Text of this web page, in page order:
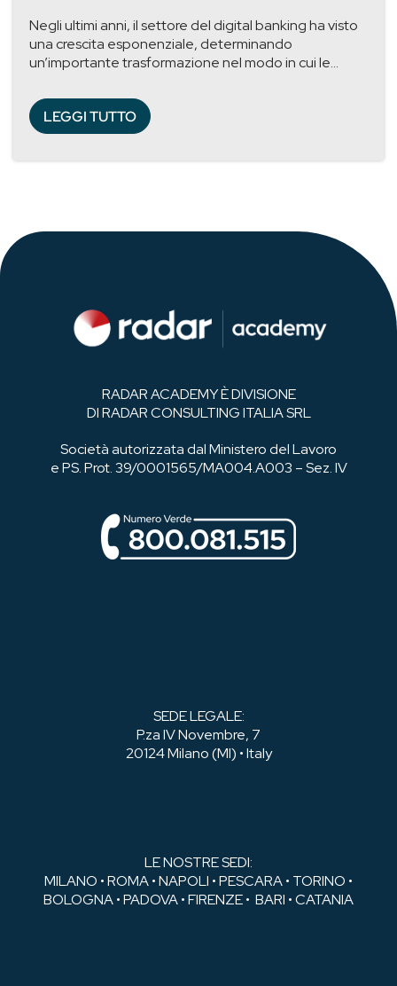
Negli ultimi anni, il settore del digital banking ha visto
una crescita esponenziale, determinando
un’importante trasformazione nel modo in cui le...
LEGGI TUTTO
RADAR ACADEMY È DIVISIONE
DI RADAR CONSULTING ITALIA SRL
Società autorizzata dal Ministero del Lavoro
e PS. Prot. 39/0001565/MA004.A003 – Sez. IV
SEDE LEGALE:
P.za IV Novembre, 7
20124 Milano (MI) • Italy
LE NOSTRE SEDI:
MILANO • ROMA • NAPOLI • PESCARA • TORINO •
BOLOGNA • PADOVA • FIRENZE • BARI • CATANIA